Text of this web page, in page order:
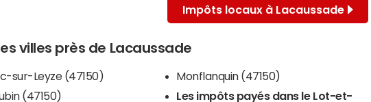
Impôts locaux à Lacaussade
villes près de Lacaussade
sur-Leyze (47150)
(47150)
Monflanquin (47150)
Les impôts payés dans le Lot-et-